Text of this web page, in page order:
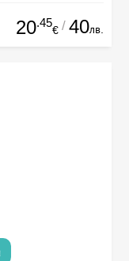
20.45
€ / 40лв.